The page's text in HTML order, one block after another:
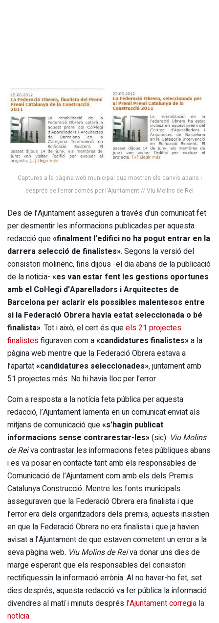
Captures a la pàgina web municipal que mostren els canvis abans i
després de l’error comès per l’Ajuntament // Viu Molins de Rei
Des de l’Ajuntament asseguren a través d’un comunicat fet
per desmentir les informacions publicades per aquesta
redacció que«finalment l’edifici no ha pogut entrar en la
darrera selecció de finalistes». Segons la versió del
consistori molinenc, fins dijous -el dia abans de la publicació
de la noticia- «es van estar fent les gestions oportunes
amb el Col·legi d’Aparelladors i Arquitectes de
Barcelona per aclarir els possibles malentesos entre
si la Federació Obrera havia estat seleccionada o bé
finalista». Tot i això, el cert és queels 21 projectes
finalistesfiguraven com a«candidatures finalistes»a la
pàgina web mentre que la Federació Obrera estava a
l’apartat«candidatures seleccionades», juntament amb
51 projectes més. No hi havia lloc per l’error.
Com a resposta a la notícia feta pública per aquesta
redacció, l’Ajuntament lamenta en un comunicat enviat als
mitjans de comunicació que«s’hagin publicat
informacions sense contrarestar-les»(sic). Viu Molins
de Reiva contrastar les informacions fetes públiques abans
i es va posar en contacte tant amb els responsables de
Comunicació de l’Ajuntament com amb els dels Premis
Catalunya Construcció. Mentre les fonts municipals
asseguraven que la Federació Obrera era finalista i que
l’error era dels organitzadors dels premis, aquests insistien
en que la Federació Obrera no era finalista i que ja havien
avisat a l’Ajuntament de que estaven cometent un error a la
seva pàgina web. Viu Molins de Reiva donar uns dies de
marge esperant que els responsables del consistori
rectifiquessin la informació errònia. Al no haver-ho fet, set
dies després, aquesta redacció va fer pública la informació
divendres al matí i minuts després l’Ajuntament corregia la
notícia.